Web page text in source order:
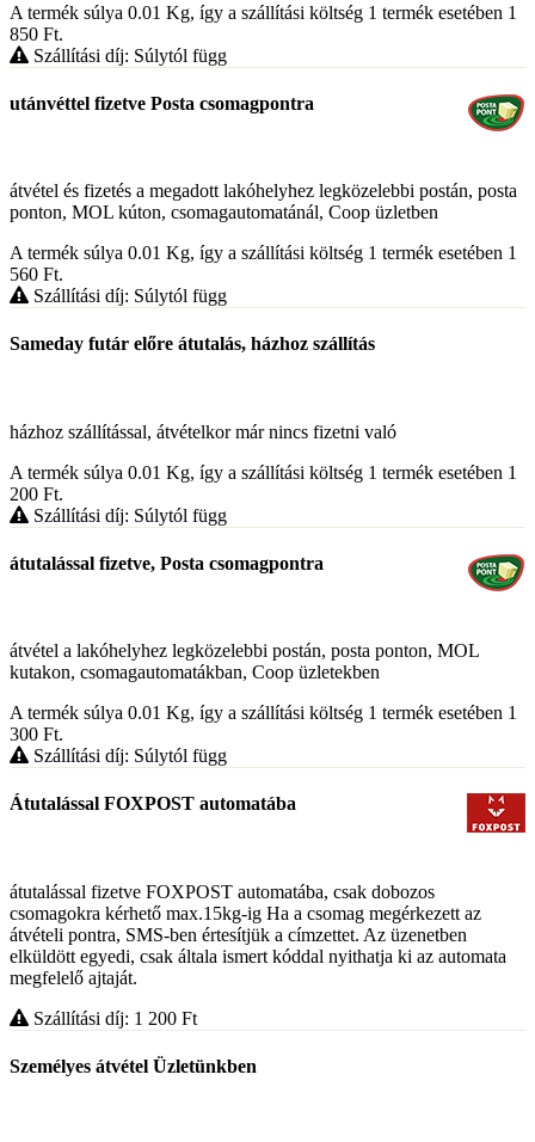
A termék súlya 0.01 Kg, így a szállítási költség 1 termék esetében 1
850 Ft.
Szállítási díj: Súlytól függ
utánvéttel fizetve Posta csomagpontra
átvétel és fizetés a megadott lakóhelyhez legközelebbi postán, posta
ponton, MOL kúton, csomagautomatánál, Coop üzletben
A termék súlya 0.01 Kg, így a szállítási költség 1 termék esetében 1
560 Ft.
Szállítási díj: Súlytól függ
Sameday futár előre átutalás, házhoz szállítás
házhoz szállítással, átvételkor már nincs fizetni való
A termék súlya 0.01 Kg, így a szállítási költség 1 termék esetében 1
200 Ft.
Szállítási díj: Súlytól függ
átutalással fizetve, Posta csomagpontra
átvétel a lakóhelyhez legközelebbi postán, posta ponton, MOL
kutakon, csomagautomatákban, Coop üzletekben
A termék súlya 0.01 Kg, így a szállítási költség 1 termék esetében 1
300 Ft.
Szállítási díj: Súlytól függ
Átutalással FOXPOST automatába
átutalással fizetve FOXPOST automatába, csak dobozos
csomagokra kérhető max.15kg-ig Ha a csomag megérkezett az
átvételi pontra, SMS-ben értesítjük a címzettet. Az üzenetben
elküldött egyedi, csak általa ismert kóddal nyithatja ki az automata
megfelelő ajtaját.
Szállítási díj: 1 200 Ft
Személyes átvétel Üzletünkben